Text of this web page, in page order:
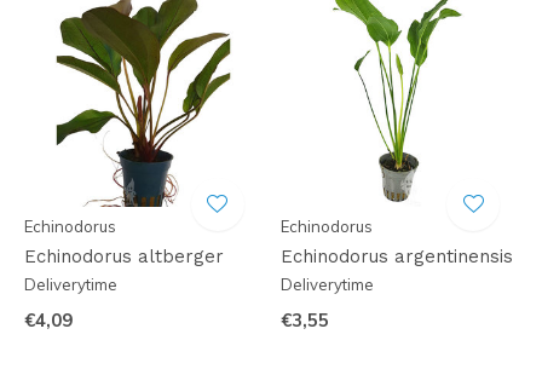
Echinodorus
Echinodorus altberger
Deliverytime
€4,09
Echinodorus
Echinodorus argentinensis
Deliverytime
€3,55